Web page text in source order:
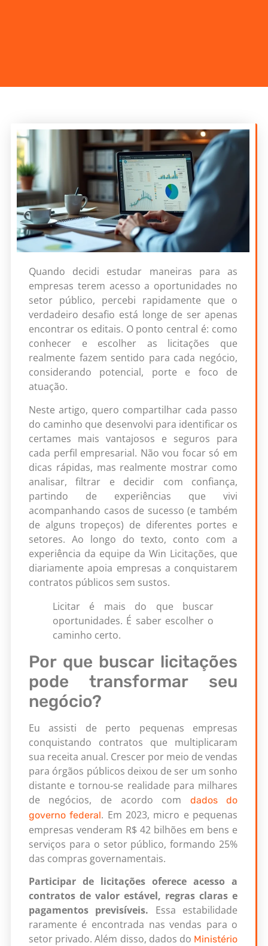
Quando decidi estudar maneiras para as
empresas terem acesso a oportunidades no
setor público, percebi rapidamente que o
verdadeiro desafio está longe de ser apenas
encontrar os editais. O ponto central é: como
conhecer e escolher as licitações que
realmente fazem sentido para cada negócio,
considerando potencial, porte e foco de
atuação.
Neste artigo, quero compartilhar cada passo
do caminho que desenvolvi para identificar os
certames mais vantajosos e seguros para
cada perfil empresarial. Não vou focar só em
dicas rápidas, mas realmente mostrar como
analisar, filtrar e decidir com confiança,
partindo de experiências que vivi
acompanhando casos de sucesso (e também
de alguns tropeços) de diferentes portes e
setores. Ao longo do texto, conto com a
experiência da equipe da Win Licitações, que
diariamente apoia empresas a conquistarem
contratos públicos sem sustos.
Licitar é mais do que buscar
oportunidades. É saber escolher o
caminho certo.
Por que buscar licitações
pode transformar seu
negócio?
Eu assisti de perto pequenas empresas
conquistando contratos que multiplicaram
sua receita anual. Crescer por meio de vendas
para órgãos públicos deixou de ser um sonho
distante e tornou-se realidade para milhares
de negócios, de acordo com
dados do
governo federal. Em 2023, micro e pequenas
empresas venderam R$ 42 bilhões em bens e
serviços para o setor público, formando 25%
das compras governamentais.
Participar de licitações oferece acesso a
contratos de valor estável, regras claras e
pagamentos previsíveis. Essa estabilidade
raramente é encontrada nas vendas para o
setor privado. Além disso, dados do Ministério